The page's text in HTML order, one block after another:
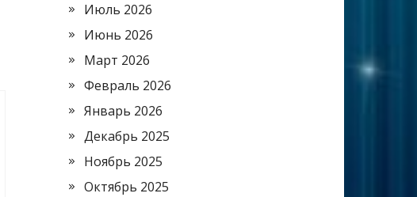
Июль 2026
Июнь 2026
Март 2026
Февраль 2026
Январь 2026
Декабрь 2025
Ноябрь 2025
Октябрь 2025